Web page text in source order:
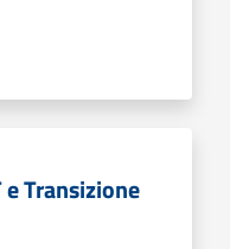
Transizione